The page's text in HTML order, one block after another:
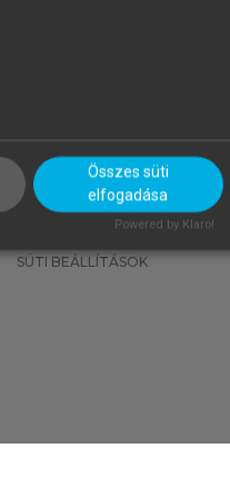
MI – ÁLTALÁNOS IRÁNYELVEK
SÜTI BEÁLLÍTÁSOK
Összes süti
elfogadása
Powered by Klaro!